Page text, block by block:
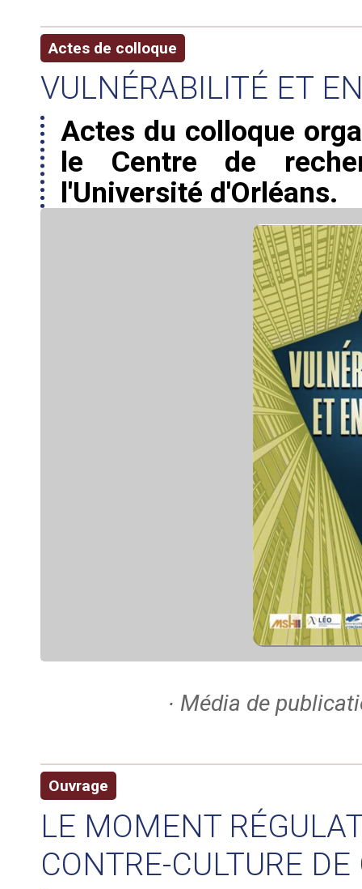
Actes de colloque
VULNÉRABILITÉ ET
Actes du colloque
le Centre de
l'Université d'Orléans.
∙ Média de
Ouvrage
LE MOMENT
CONTRE-CULTURE